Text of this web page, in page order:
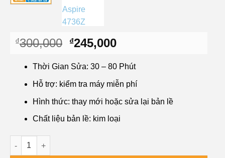
₫300,000 Giá
là:
₫300,000.
₫245,000Giá
tại
là:
₫245,000.
Thời Gian Sửa: 30 – 80 Phút
Hỗ trợ: kiểm tra máy miễn phí
Hình thức: thay mới hoặc sửa lại bản lề
Chất liệu bản lề: kim loại
Bản Lề Laptop Acer Aspire 4736Z số lượng